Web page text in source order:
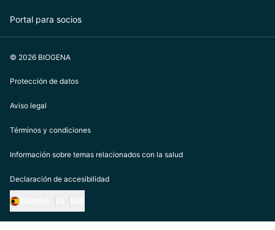
Portal para socios
© 2026 BIOGENA
Protección de datos
Aviso legal
Términos y condiciones
Información sobre temas relacionados con la salud
Declaración de accesibilidad
https://biogena.com/de-at